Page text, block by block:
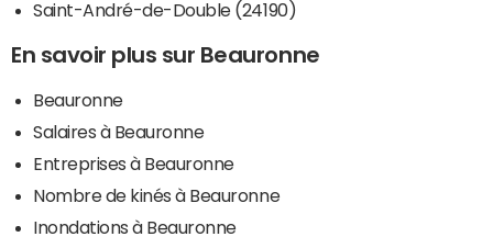
Saint-André-de-Double (24190)
En savoir plus sur Beauronne
Beauronne
Salaires à Beauronne
Entreprises à Beauronne
Nombre de kinés à Beauronne
Inondations à Beauronne